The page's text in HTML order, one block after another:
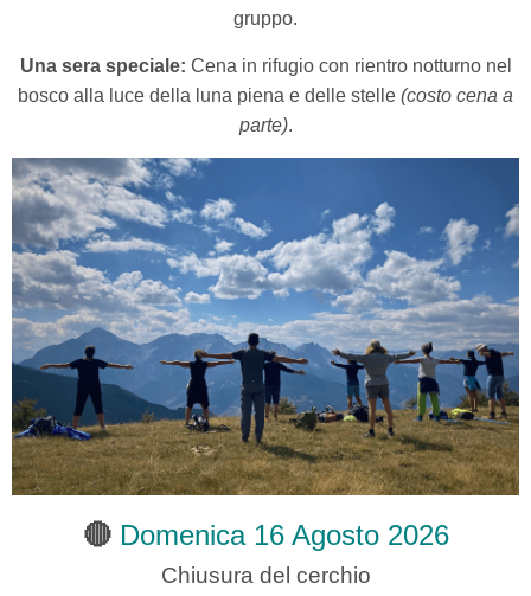
gruppo.
Una sera speciale: Cena in rifugio con rientro notturno nel
bosco alla luce della luna piena e delle stelle (costo cena a
parte).
🔴 Domenica 16 Agosto 2026
Chiusura del cerchio